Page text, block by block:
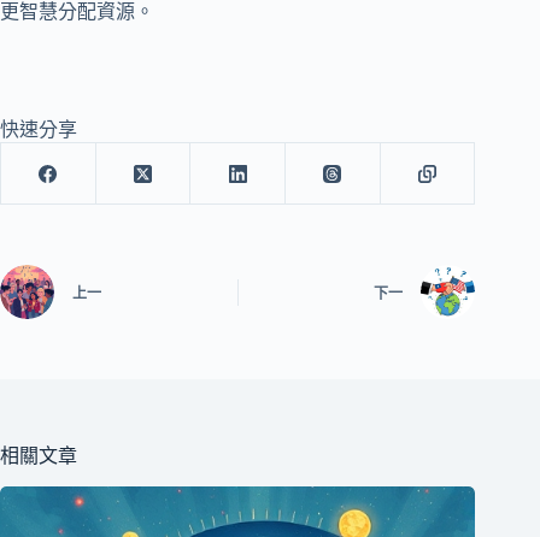
更智慧分配資源。
快速分享
上一 下一
相關文章